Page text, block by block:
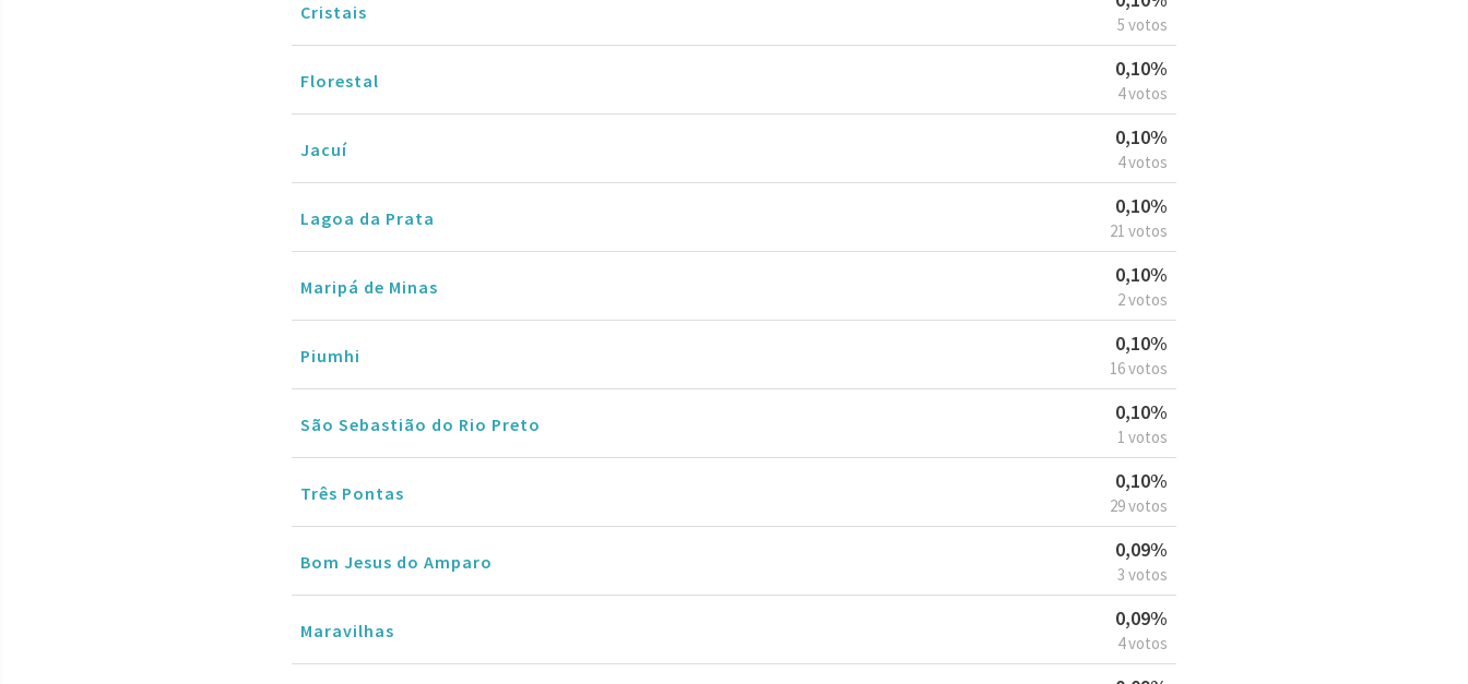
Cristais
5 votos
Florestal
0,10%
4 votos
Jacuí
0,10%
4 votos
Lagoa da Prata
0,10%
21 votos
Maripá de Minas
0,10%
2 votos
Piumhi
0,10%
16 votos
São Sebastião do Rio Preto
0,10%
1 votos
Três Pontas
0,10%
29 votos
Bom Jesus do Amparo
0,09%
3 votos
Maravilhas
0,09%
4 votos